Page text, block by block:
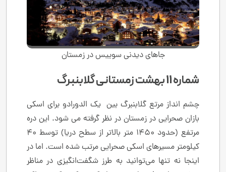
جاهای دیدنی سوییس در زمستان
شماره 11 بهشت ​​زمستانی گلابنبرگ
چشم انداز مرتع گلابنبرگ بین یک الدورادو برای اسکی
بازان صحرایی در زمستان در نظر گرفته می شود. این دره
مرتفع (حدود 1450 متر بالاتر از سطح دریا) توسط 40
کیلومتر مسیرهای اسکی صحرایی مرتب شده است. اما در
اینجا نه تنها می‌توانید به طرز شگفت‌انگیزی در مناظر